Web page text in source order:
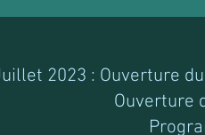
2023 : Ouverture
Ouverture